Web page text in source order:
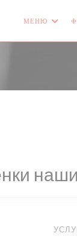
МЕНЮ